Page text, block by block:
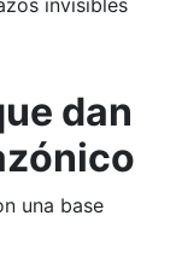
dan
una base